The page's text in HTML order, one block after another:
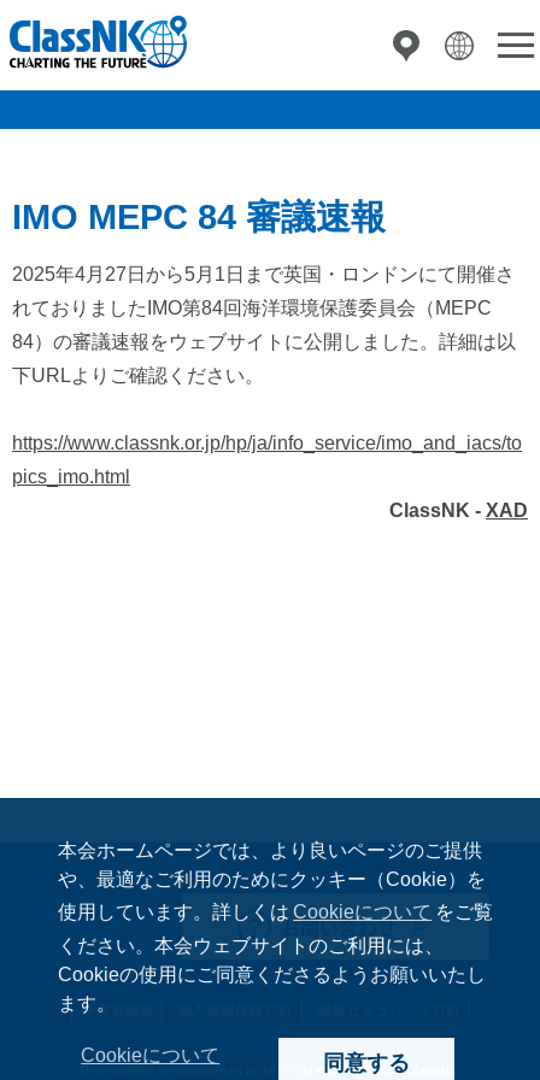
本会ホームページでは、より良いページのご提供
や、最適なご利用のためにクッキー（Cookie）を
使用しています。詳しくは Cookieについて をご覧
ください。本会ウェブサイトのご利用には、
Cookieの使用にご同意くださるようお願いいたし
ます。
Cookieについて 同意する
IMO MEPC 84 審議速報
2025年4月27日から5月1日まで英国・ロンドンにて開催さ
れておりましたIMO第84回海洋環境保護委員会（MEPC
84）の審議速報をウェブサイトに公開しました。詳細は以
下URLよりご確認ください。
https://www.classnk.or.jp/hp/ja/info_service/imo_and_iacs/to
pics_imo.html
ClassNK - XAD
お問い合わせ
免責事項等
This website is copyrighted by NIPPON KAIJI KYOKAI (ClassNK)